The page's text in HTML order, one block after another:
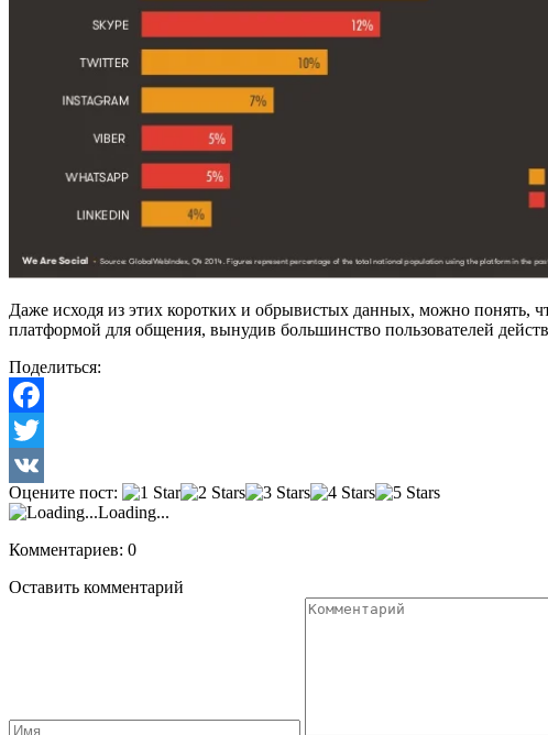
Даже исходя из этих коротких и обрывистых данных, можно понять,
платформой для общения, вынудив большинство пользователей
Поделиться:
Facebook
Twitter
VK
Оцените пост:
Loading...
Комментариев: 0
Оставить комментарий